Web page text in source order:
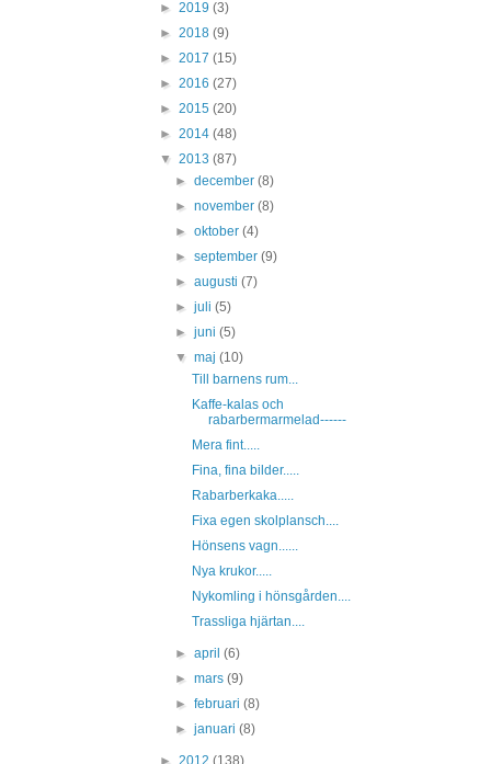
► 2019 (3)
► 2018 (9)
► 2017 (15)
► 2016 (27)
► 2015 (20)
► 2014 (48)
▼ 2013 (87)
►december(8)
►november(8)
►oktober(4)
►september(9)
►augusti(7)
►juli(5)
►juni(5)
▼maj(10)
Till barnens rum...
Kaffe-kalas och
rabarbermarmelad------
Mera fint.....
Fina, fina bilder.....
Rabarberkaka.....
Fixa egen skolplansch....
Hönsens vagn......
Nya krukor.....
Nykomling i hönsgården....
Trassliga hjärtan....
►april(6)
►mars(9)
►februari(8)
►januari(8)
► 2012 (138)